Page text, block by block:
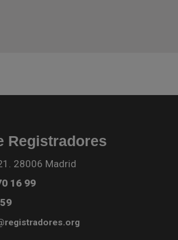
Registradores
28006 Madrid
16 99